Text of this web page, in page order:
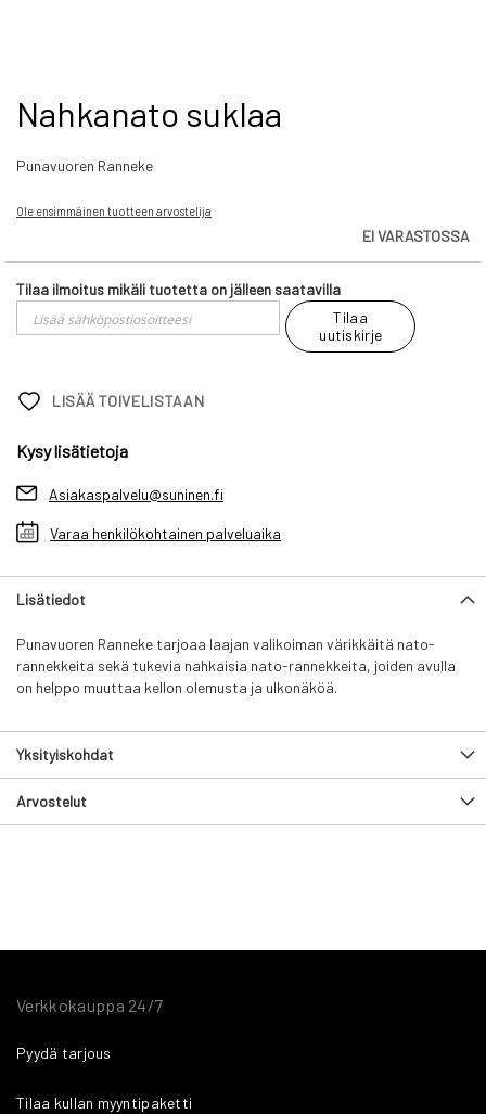
Skip
to
beginning
the
Nahkanato suklaa
Punavuoren Ranneke
Ole ensimmäinen tuotteen arvostelija
EI VARASTOSSA
Tilaa ilmoitus mikäli tuotetta on jälleen saatavilla
Tilaa
uutiskirje
LISÄÄ TOIVELISTAAN
Kysy lisätietoja
Asiakaspalvelu@suninen.fi
Varaa henkilökohtainen palveluaika
Lisätiedot
Punavuoren Ranneke tarjoaa laajan valikoiman värikkäitä nato-
rannekkeita sekä tukevia nahkaisia nato-rannekkeita, joiden avulla
on helppo muuttaa kellon olemusta ja ulkonäköä.
Yksityiskohdat
Arvostelut
Verkkokauppa 24/7
Pyydä tarjous
Tilaa kullan myyntipaketti